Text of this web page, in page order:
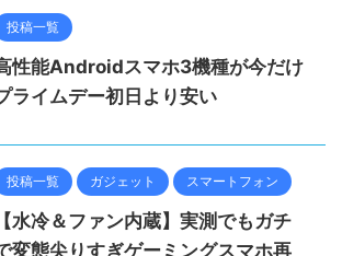
投稿一覧
性能Androidスマホ3機種が今だけ
ライムデー初日より安い
投稿一覧 ガジェット スマートフォン
【水冷＆ファン内蔵】実測でもガチ
変態尖りすぎゲーミングスマホ再